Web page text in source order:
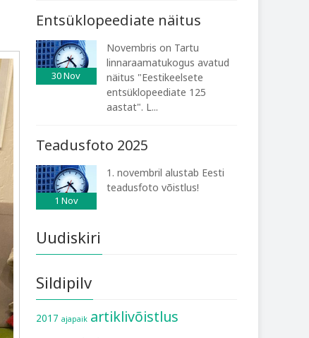
Entsüklopeediate näitus
30Nov
Novembris on Tartu
linnaraamatukogus avatud
näitus "Eestikeelsete
entsüklopeediate 125
aastat". L...
Teadusfoto 2025
1 Nov
1. novembril alustab Eesti
teadusfoto võistlus!
Uudiskiri
Sildipilv
2017 ajapaik artiklivõistlus